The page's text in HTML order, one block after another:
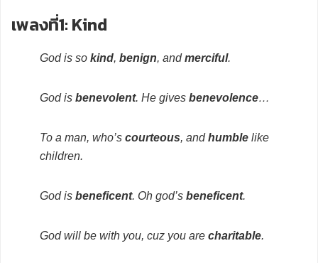
เพลงที่1: Kind
God is so kind, benign, andmerciful.
God is benevolent. He gives benevolence…
To a man, who’s courteous, andhumble like
children.
God is beneficent. Oh god’s beneficent.
God will be with you, cuz you are charitable.